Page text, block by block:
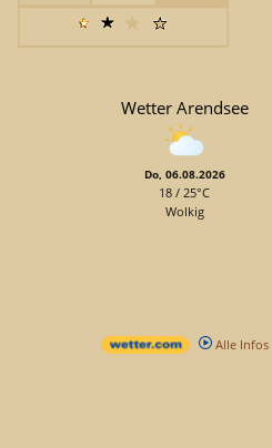
Wetter Arendsee
Do, 06.08.2026
18 / 25°C
Wolkig
Alle Infos